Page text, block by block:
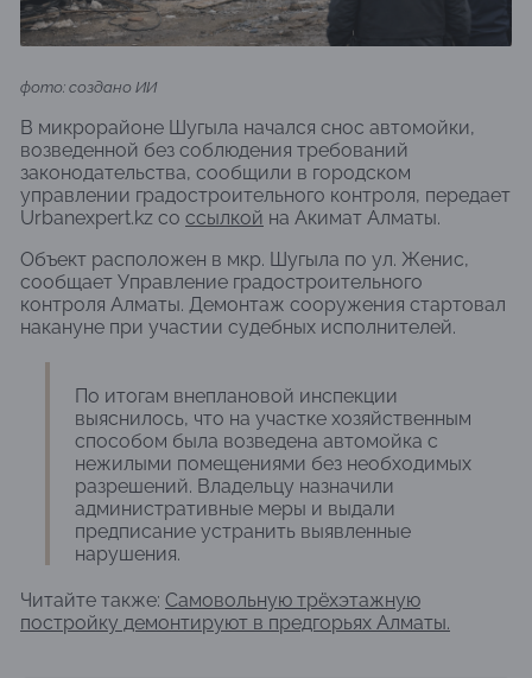
фото: создано ИИ
В микрорайоне Шугыла начался снос автомойки,
возведенной без соблюдения требований
законодательства, сообщили в городском
управлении градостроительного контроля, передает
Urbanexpert.kz со ссылкой на Акимат Алматы.
Объект расположен в мкр. Шугыла по ул. Женис,
сообщает Управление градостроительного
контроля Алматы. Демонтаж сооружения стартовал
накануне при участии судебных исполнителей.
По итогам внеплановой инспекции
выяснилось, что на участке хозяйственным
способом была возведена автомойка с
нежилыми помещениями без необходимых
разрешений. Владельцу назначили
административные меры и выдали
предписание устранить выявленные
нарушения.
Читайте также: Самовольную трёхэтажную
постройку демонтируют в предгорьях Алматы.